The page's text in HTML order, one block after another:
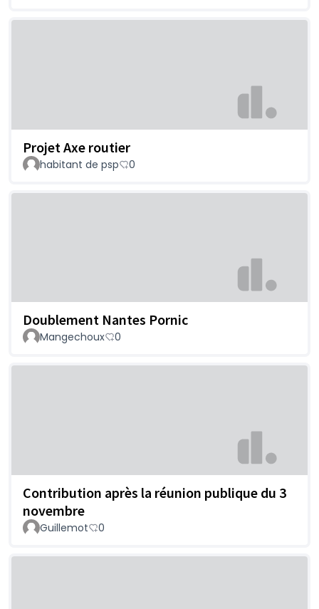
Projet Axe routier
habitant de psp 0
Doublement Nantes Pornic
Mangechoux 0
Contribution après la réunion publique du 3
novembre
Guillemot 0